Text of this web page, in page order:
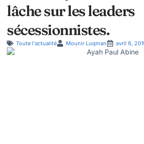
lâche sur les leaders
sécessionnistes.
Toute l'actualité Mounir Luqman avril 6,